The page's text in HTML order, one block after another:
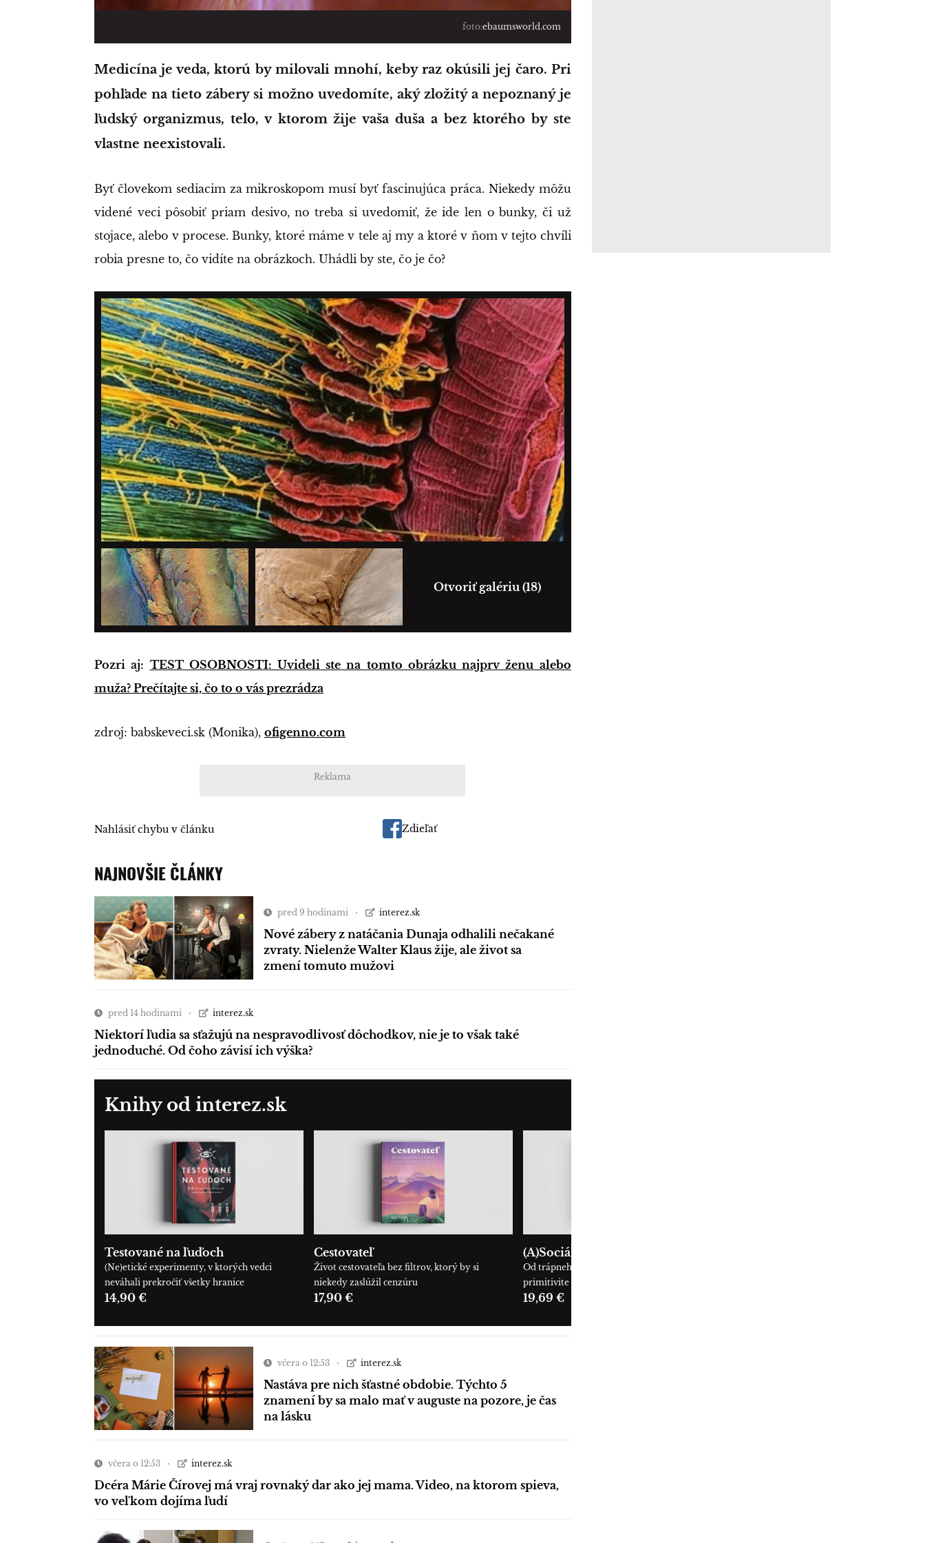
foto:ebaumsworld.com
Medicína je veda, ktorú by milovali mnohí, keby raz okúsili jej čaro. Pri
pohľade na tieto zábery si možno uvedomíte, aký zložitý a nepoznaný je
ľudský organizmus, telo, v ktorom žije vaša duša a bez ktorého by ste
vlastne neexistovali.
Byť človekom sediacim za mikroskopom musí byť fascinujúca práca. Niekedy môžu
videné veci pôsobiť priam desivo, no treba si uvedomiť, že ide len o bunky, či už
stojace, alebo v procese. Bunky, ktoré máme v tele aj my a ktoré v ňom v tejto chvíli
robia presne to, čo vidíte na obrázkoch. Uhádli by ste, čo je čo?
Otvoriť galériu (18)
Pozri aj: TEST OSOBNOSTI: Uvideli ste na tomto obrázku najprv ženu alebo
muža? Prečítajte si, čo to o vás prezrádza
zdroj: babskeveci.sk (Monika), ofigenno.com
Reklama
Nahlásiť chybu v článku Zdieľať
NAJNOVŠIE ČLÁNKY
pred 9 hodinami interez.sk
Nové zábery z natáčania Dunaja odhalili nečakané
zvraty. Nielenže Walter Klaus žije, ale život sa
zmení tomuto mužovi
pred 14 hodinami interez.sk
Niektorí ľudia sa sťažujú na nespravodlivosť dôchodkov, nie je to však také
jednoduché. Od čoho závisí ich výška?
Knihy od interez.sk
Testované na ľuďoch
(Ne)etické experimenty, v ktorých vedci
neváhali prekročiť všetky hranice
14,90 €
Cestovateľ
Život cestovateľa bez filtrov, ktorý by si
niekedy zaslúžil cenzúru
17,90 €
(A)Sociálne prasa
Od trápneho ticha ku charizmatickej
primitivite
19,69 €
včera o 12:53 interez.sk
Nastáva pre nich šťastné obdobie. Týchto 5
znamení by sa malo mať v auguste na pozore, je čas
na lásku
včera o 12:53 interez.sk
Dcéra Márie Čírovej má vraj rovnaký dar ako jej mama. Video, na ktorom spieva,
vo veľkom dojíma ľudí